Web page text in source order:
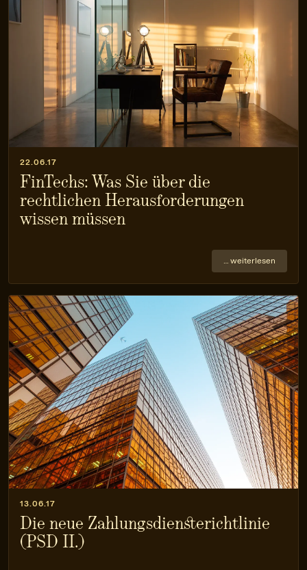
22.06.17
FinTechs: Was Sie über die
rechtlichen Herausforderungen
wissen müssen
… weiterlesen
13.06.17
Die neue Zahlungsdiensterichtlinie
(PSD II.)